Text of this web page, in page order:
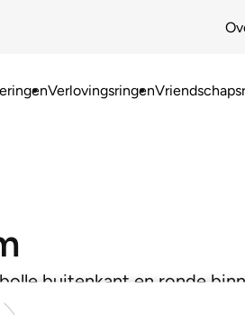
Verlovingsringen
buitenkant en ronde